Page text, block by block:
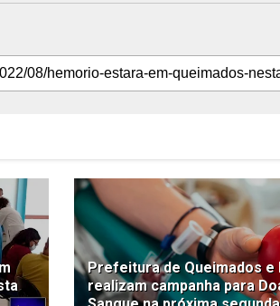
Prefeitura de Queimados e
realizam campanha para